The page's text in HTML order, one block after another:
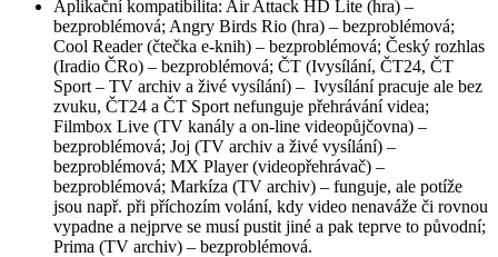
Aplikační kompatibilita: Air Attack HD Lite (hra) –
bezproblémová; Angry Birds Rio (hra) – bezproblémová;
Cool Reader (čtečka e-knih) – bezproblémová; Český rozhlas
(Iradio ČRo) – bezproblémová; ČT (Ivysílání, ČT24, ČT
Sport – TV archiv a živé vysílání) – Ivysílání pracuje ale bez
zvuku, ČT24 a ČT Sport nefunguje přehrávání videa;
Filmbox Live (TV kanály a on-line videopůjčovna) –
bezproblémová; Joj (TV archiv a živé vysílání) –
bezproblémová; MX Player (videopřehrávač) –
bezproblémová; Markíza (TV archiv) – funguje, ale potíže
jsou např. při příchozím volání, kdy video nenaváže či rovnou
vypadne a nejprve se musí pustit jiné a pak teprve to původní;
Prima (TV archiv) – bezproblémová.